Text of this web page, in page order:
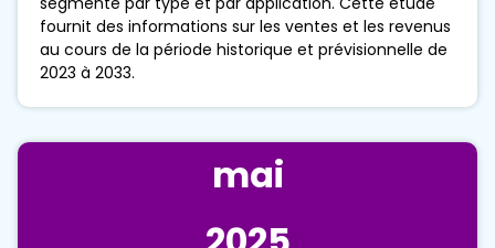
fournit des informations sur les ventes et les revenus
au cours de la période historique et prévisionnelle de
2023 à 2033.
mai